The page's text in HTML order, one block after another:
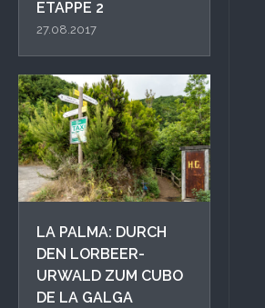
ETAPPE 2
27.08.2017
LA PALMA: DURCH
DEN LORBEER-
URWALD ZUM CUBO
DE LA GALGA